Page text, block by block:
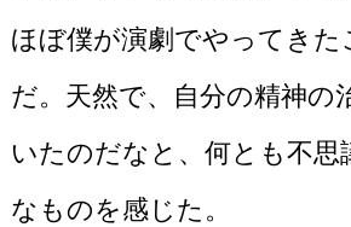
ほぼ僕が演劇でやってき
だ。天然で、自分の精神の
いたのだなと、何とも不思
なものを感じた。